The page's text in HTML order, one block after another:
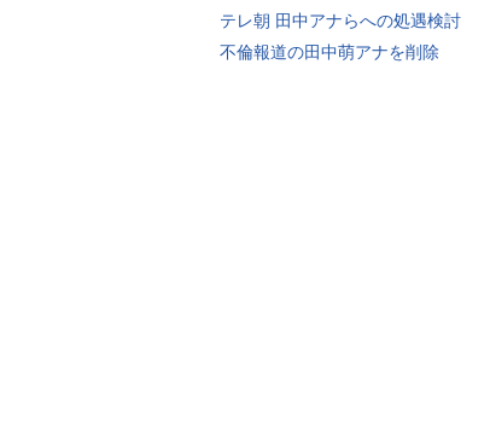
テレ朝 田中アナらへの処遇検討
不倫報道の田中萌アナを削除